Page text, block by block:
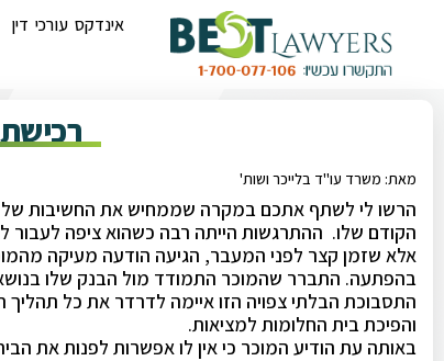
אינדקס עורכי דין
מאת: משרד עו"ד בלייכר ושות'
הרשו לי לשתף אתכם במקרה שממחיש את החשיבות של
הקודם שלו. ההתרגשות הייתה רבה כשהוא ציפה לעבור
אלא שזמן קצר לפני המעבר, הגיעה הודעה מעיקה
בהפתעה. התברר שהמוכר התמודד מול הבנק שלו בנושא
התסבוכת הבלתי צפויה הזו איימה לדרדר את כל
והפיכת בית החלומות למציאות.
באותה עת הודיע המוכר כי אין לו אפשרות לפנות את